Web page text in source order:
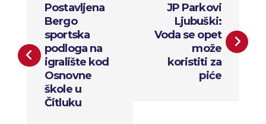
v
i
Postavljena
Bergo
sportska
podloga na
igralište kod
Osnovne
škole u
Čitluku
JP Parkovi
Ljubuški:
Voda se opet
može
koristiti za
piće